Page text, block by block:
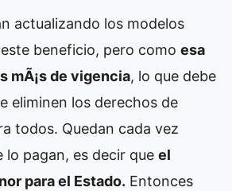
actualizando los modelos
beneficio, pero como esa
mÃ¡s de vigencia, lo que debe
eliminen los derechos de
todos. Quedan cada vez
lo pagan, es decir que el
para el Estado. Entonces